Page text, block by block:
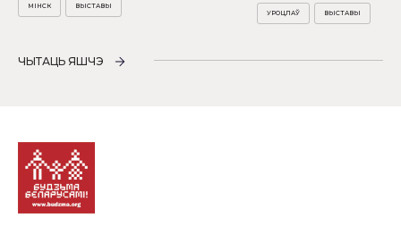
МІНСК ВЫСТАВЫ
УРОЦЛАЎ ВЫСТАВЫ
ЧЫТАЦЬ ЯШЧЭ